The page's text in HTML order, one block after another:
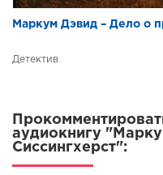
Маркум Дэвид – Дело о
Детектив
аудиокнигу
Сиссингхерст":